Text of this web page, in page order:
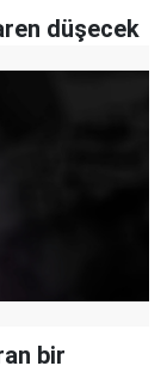
düşecek
bir